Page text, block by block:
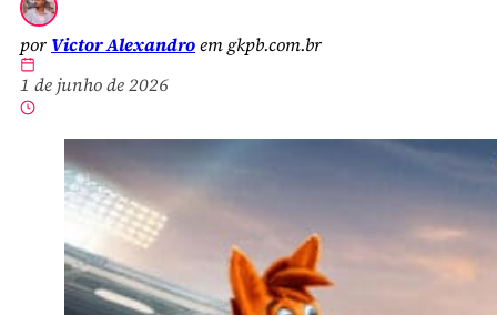
por Victor Alexandroem gkpb.com.br
1 de junho de 2026